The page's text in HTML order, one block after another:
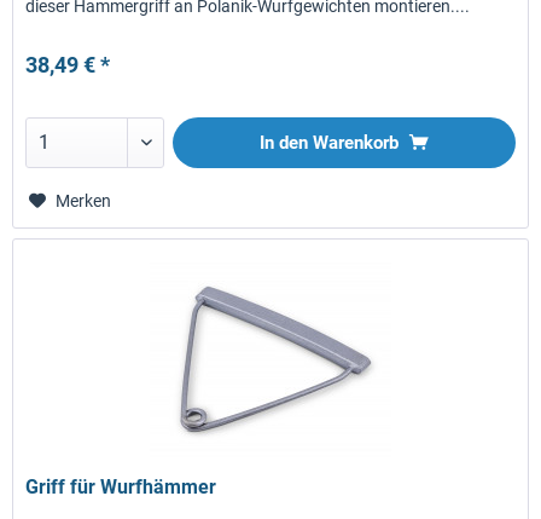
dieser Hammergriff an Polanik-Wurfgewichten montieren....
38,49 € *
In den Warenkorb
Merken
Griff für Wurfhämmer